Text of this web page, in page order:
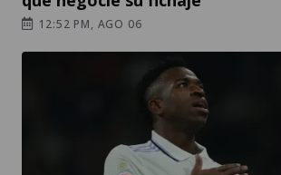
12:52 PM, AGO 06